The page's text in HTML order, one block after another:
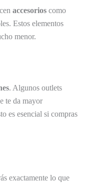
accesorios como
Estos elementos
menor.
. Algunos outlets
te da mayor
es esencial si compras
exactamente lo que